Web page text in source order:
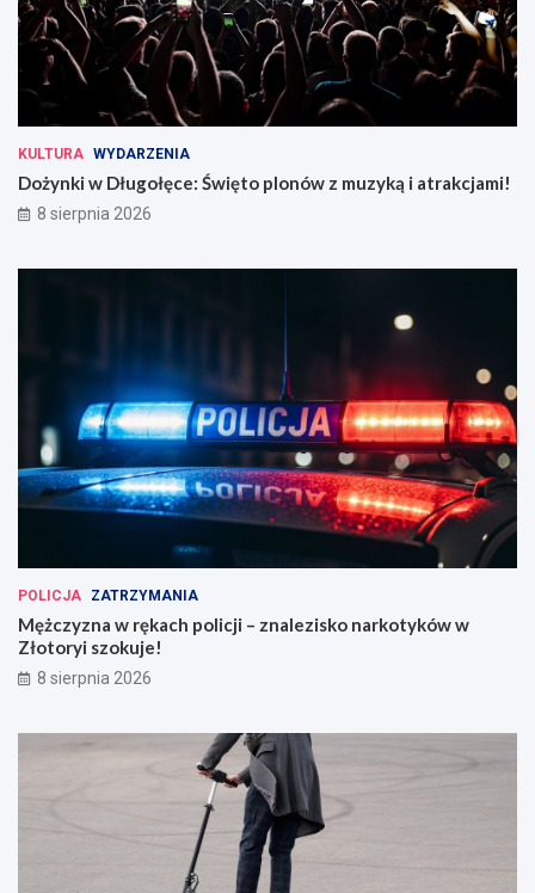
KULTURA WYDARZENIA
Dożynki w Długołęce: Święto plonów z muzyką i atrakcjami!
8 sierpnia 2026
POLICJA ZATRZYMANIA
Mężczyzna w rękach policji – znalezisko narkotyków w
Złotoryi szokuje!
8 sierpnia 2026